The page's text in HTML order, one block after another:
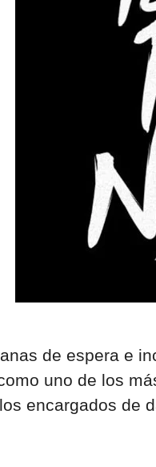
de espera e
uno de los
encargados de